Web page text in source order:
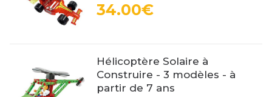
34.00€
Hélicoptère Solaire à
Construire - 3 modèles - à
partir de 7 ans